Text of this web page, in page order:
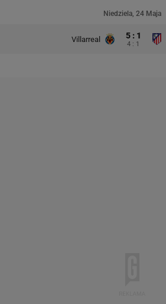
Niedziela, 24 Maja
Villarreal 5 : 1
4 : 1